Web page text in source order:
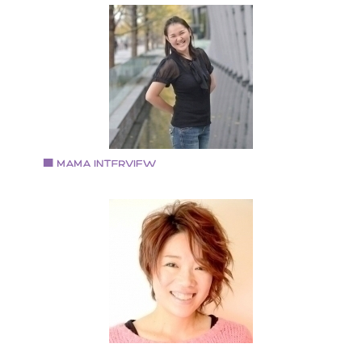
五十嵐 律子さん
福島県会津若松市出身 転勤族の妻で3児の母 産後ケア
ペシャリスト、チャイルドマインダー、AEAJアロマテ
ピーインストラクター等資格保有 2018年 『Magie du
bonheur』を立ち上げ、女性をサポートするサービス、
ツールを提供
子育て研究会代表 子育て研究家
秋田県出身 ２児のママ 子育て研究会代表として活動